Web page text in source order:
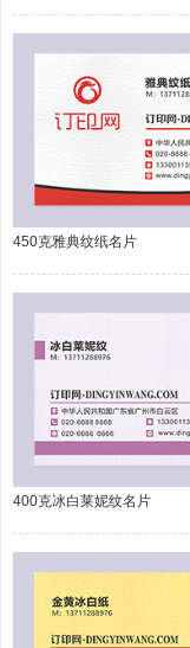
450克雅典纹纸名片
400克冰白莱妮纹名片